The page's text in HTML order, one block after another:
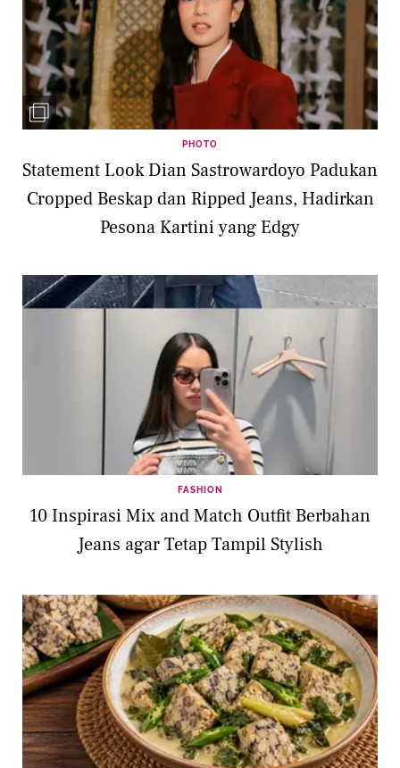
PHOTO
Statement Look Dian Sastrowardoyo Padukan
Cropped Beskap dan Ripped Jeans, Hadirkan
Pesona Kartini yang Edgy
FASHION
10 Inspirasi Mix and Match Outfit Berbahan
Jeans agar Tetap Tampil Stylish